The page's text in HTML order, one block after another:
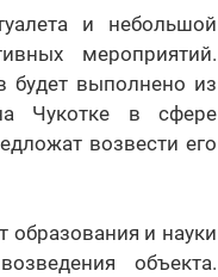
и небольшой
мероприятий.
будет выполнено из
Чукотке в сфере
возвести его
образования и науки
объекта.